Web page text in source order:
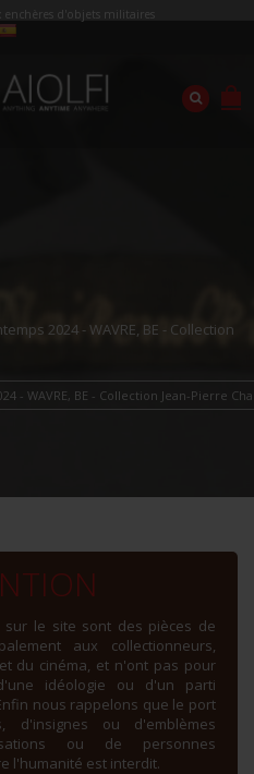
enchères d'objets militaires
2024 - WAVRE, BE - Collection
- WAVRE, BE - Collection Jean-Pierre
sur le site sont des pièces de
aux collectionneurs,
du cinéma, et n'ont pas pour
idéologie ou d'un parti
nous rappelons que le port
d'insignes ou d'emblèmes
ou de personnes
l'humanité est interdit.